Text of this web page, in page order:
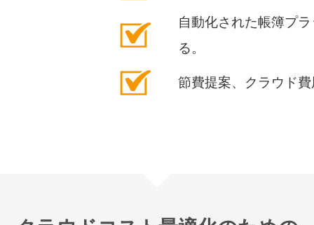
自動化された帳簿プ
る。
節費提案、クラウド